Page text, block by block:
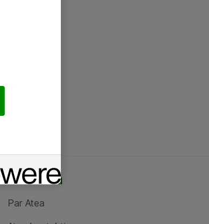
Par Atea
Par Atea